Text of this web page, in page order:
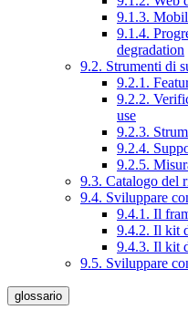
9.1.3.
9.1.4.
degradation
9.2. Strumenti di
9.2.1.
9.2.2.
use
9.2.3.
9.2.4.
9.2.5.
9.3. Catalogo del
9.4. Sviluppare
9.4.1. Il
9.4.2. Il kit
9.4.3. Il kit
9.5. Sviluppare
glossario